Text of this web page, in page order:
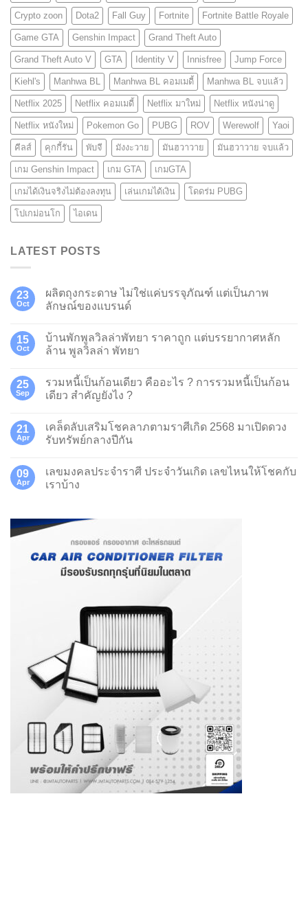
Crypto zoon Dota2 Fall Guy Fortnite Fortnite Battle Royale
Game GTA Genshin Impact Grand Theft Auto
Grand Theft Auto V GTA Identity V Innisfree Jump Force
Kiehl's Manhwa BL Manhwa BL คอมเมดี้ Manhwa BL จบแล้ว
Netflix 2025 Netflix คอมเมดี้ Netflix มาใหม่ Netflix หนังน่าดู
Netflix หนังใหม่ Pokemon Go PUBG ROV Werewolf Yaoi
คีลส์ คุกกี้รัน พับจี มังงะวาย มันฮวาวาย มันฮวาวาย จบแล้ว
เกม Genshin Impact เกม GTA เกมGTA
เกมได้เงินจริงไม่ต้องลงทุน เล่นเกมได้เงิน โดดร่ม PUBG
โปเกม่อนโก ไอเดน
LATEST POSTS
23
Oct
ผลิตถุงกระดาษ ไม่ใช่แค่บรรจุภัณฑ์ แต่เป็นภาพ
ลักษณ์ของแบรนด์
15
Oct
บ้านพักพูลวิลล่าพัทยา ราคาถูก แต่บรรยากาศหลัก
ล้าน พูลวิลล่า พัทยา
25
Sep
รวมหนี้เป็นก้อนเดียว คืออะไร ? การรวมหนี้เป็นก้อน
เดียว สำคัญยังไง ?
21
Apr
เคล็ดลับเสริมโชคลาภตามราศีเกิด 2568 มาเปิดดวง
รับทรัพย์กลางปีกัน
09
Apr
เลขมงคลประจำราศี ประจำวันเกิด เลขไหนให้โชคกับ
เราบ้าง